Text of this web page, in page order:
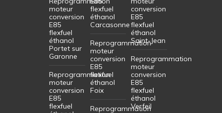
moteur
conversion
E85
flexfuel
éthanol
Portet sur
Garonne
Reprogrammation
moteur
conversion
E85
flexfuel
flexfuel
éthanol
Carcasonne
Reprogrammation
moteur
conversion
E85
flexfuel
éthanol
Foix
Reprogrammation
conversion
E85
flexfuel
éthanol
Saint-Jean
Reprogrammation
moteur
conversion
E85
flexfuel
éthanol
Verfeil